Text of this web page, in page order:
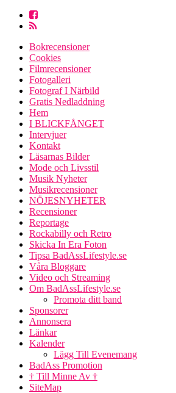
Bokrecensioner
Cookies
Filmrecensioner
Fotogalleri
Fotograf I Närbild
Gratis Nedladdning
Hem
I BLICKFÅNGET
Intervjuer
Kontakt
Läsarnas Bilder
Mode och Livsstil
Musik Nyheter
Musikrecensioner
NÖJESNYHETER
Recensioner
Reportage
Rockabilly och Retro
Skicka In Era Foton
Tipsa BadAssLifestyle.se
Våra Bloggare
Video och Streaming
Om BadAssLifestyle.se
Promota ditt band
Sponsorer
Annonsera
Länkar
Kalender
Lägg Till Evenemang
BadAss Promotion
† Till Minne Av †
SiteMap